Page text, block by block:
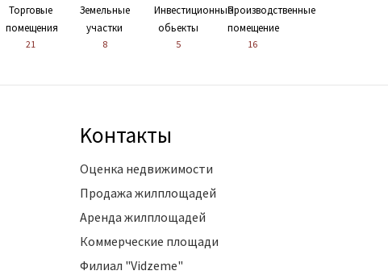
Торговые
помещения
21
Земельные
участки
8
Инвестиционные
обьекты
5
Производственные
помещение
16
Kонтакты
Оценка недвижимости
Продажа жилплощадей
Аренда жилплощадей
Коммерческие площади
Филиал "Vidzeme"